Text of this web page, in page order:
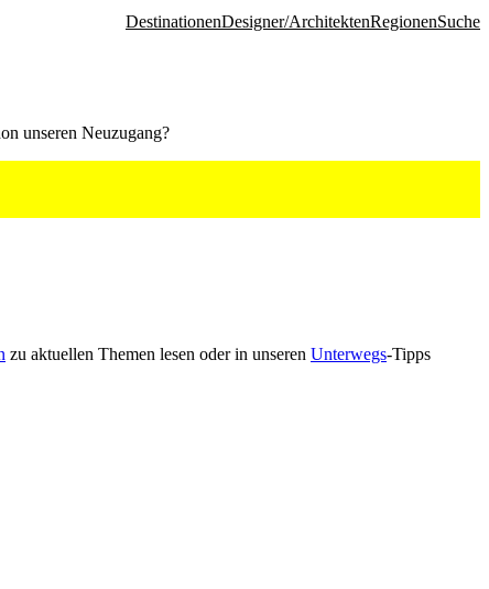
Desti­na­tionenDesigner/ArchitektenRegionenSuche
unseren Neu­zugang?
zu aktu­ellen Themen lesen oder in unseren Unterwegs-Tipps